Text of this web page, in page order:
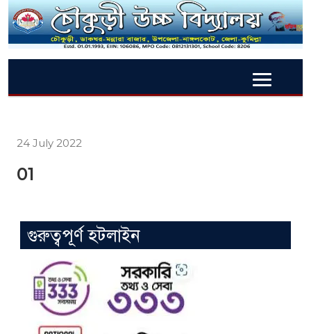
24 July 2022
01
গুরুত্বপূর্ণ হটলাইন